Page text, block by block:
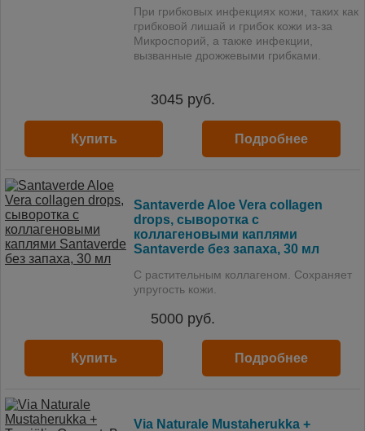
При грибковых инфекциях кожи, таких как
грибковой лишай и грибок кожи из-за
Микроспорий, а также инфекции,
вызванные дрожжевыми грибками.
3045 руб.
Купить Подробнее
Santaverde Aloe Vera collagen
drops, cыворотка с
коллагеновыми каплями
Santaverde без запаха, 30 мл
С растительным коллагеном. Сохраняет
упругость кожи.
5000руб.
Купить Подробнее
Via Naturale Mustaherukka +